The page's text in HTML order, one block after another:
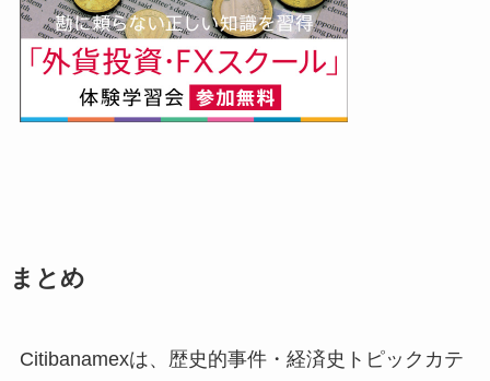
まとめ
Citibanamexは、歴史的事件・経済史トピックカテ